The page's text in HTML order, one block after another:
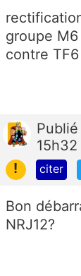
groupe
contre
Publié
15h32
!
citer
Bon
NRJ12?